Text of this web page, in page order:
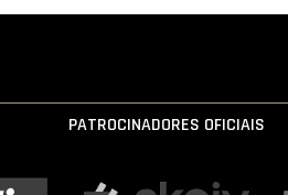
PATROCINADORES OFICIAIS